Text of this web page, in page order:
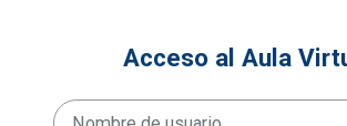
Acceso al Aula
Nombre de usuario